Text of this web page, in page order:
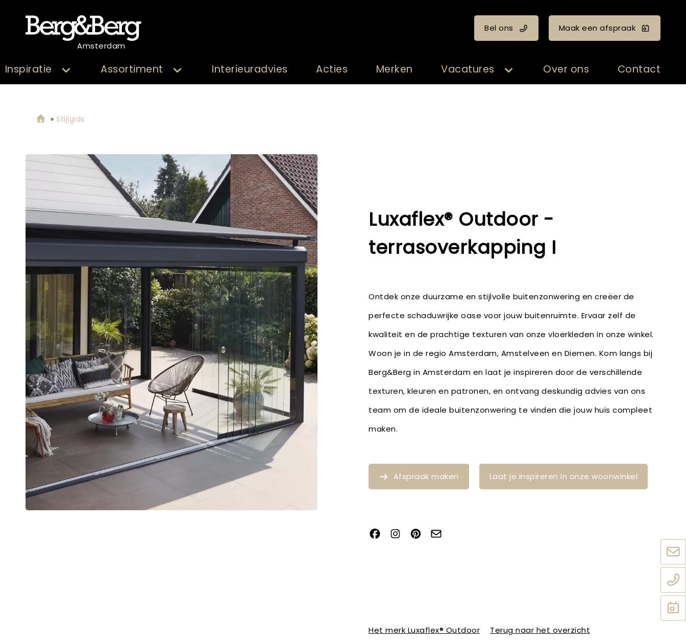
Amsterdam
Bel ons Maak een afspraak
Inspiratie Assortiment Interieuradvies Acties Merken Vacatures Over ons Contact
» Stijlgids
Luxaflex® Outdoor -
terrasoverkapping I
Ontdek onze duurzame en stijlvolle buitenzonwering en creëer de
perfecte schaduwrijke oase voor jouw buitenruimte. Ervaar zelf de
kwaliteit en de prachtige texturen van onze vloerkleden in onze winkel.
Woon je in de regio Amsterdam, Amstelveen en Diemen. Kom langs bij
Berg&Berg in Amsterdam en laat je inspireren door de verschillende
texturen, kleuren en patronen, en ontvang deskundig advies van ons
team om de ideale buitenzonwering te vinden die jouw huis compleet
maken.
Afspraak maken Laat je inspireren in onze woonwinkel
Het merk Luxaflex® Outdoor Terug naar het overzicht